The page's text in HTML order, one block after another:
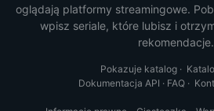
oglądają platformy streamingowe.
wpisz seriale, które lubisz i
rekomendacje.
Pokazuje katalog·
Dokumentacja API · FAQ·